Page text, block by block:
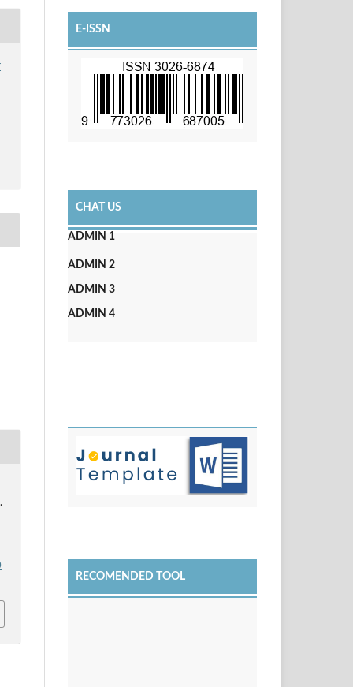
E-ISSN
CHAT US
ADMIN 1
ADMIN 2
ADMIN 3
ADMIN 4
RECOMENDED TOOL